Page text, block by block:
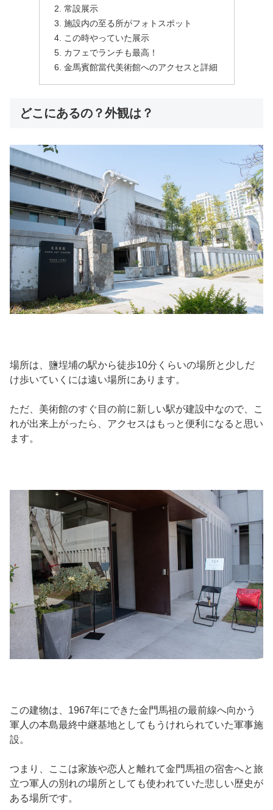
常設展示
施設内の至る所がフォトスポット
この時やっていた展示
カフェでランチも最高！
金馬賓館當代美術館へのアクセスと詳細
どこにあるの？外観は？
場所は、鹽埕埔の駅から徒歩10分くらいの場所と少しだ
け歩いていくには遠い場所にあります。
ただ、美術館のすぐ目の前に新しい駅が建設中なので、こ
れが出来上がったら、アクセスはもっと便利になると思い
ます。
この建物は、1967年にできた金門馬祖の最前線へ向かう
軍人の本島最終中継基地としてもうけれられていた軍事施
設。
つまり、ここは家族や恋人と離れて金門馬祖の宿舎へと旅
立つ軍人の別れの場所としても使われていた悲しい歴史が
ある場所です。